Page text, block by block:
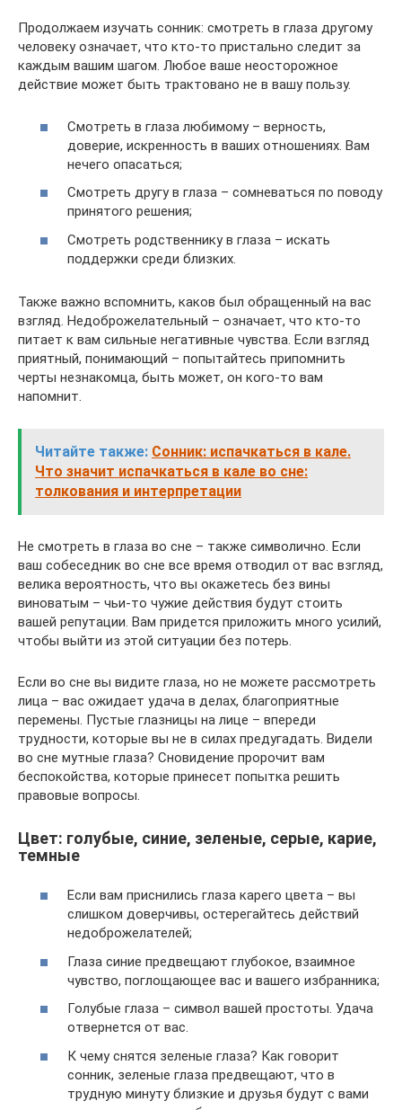
Продолжаем изучать сонник: смотреть в глаза другому
человеку означает, что кто-то пристально следит за
каждым вашим шагом. Любое ваше неосторожное
действие может быть трактовано не в вашу пользу.
Смотреть в глаза любимому – верность,
доверие, искренность в ваших отношениях. Вам
нечего опасаться;
Смотреть другу в глаза – сомневаться по поводу
принятого решения;
Смотреть родственнику в глаза – искать
поддержки среди близких.
Также важно вспомнить, каков был обращенный на вас
взгляд. Недоброжелательный – означает, что кто-то
питает к вам сильные негативные чувства. Если взгляд
приятный, понимающий – попытайтесь припомнить
черты незнакомца, быть может, он кого-то вам
напомнит.
Читайте также: Сонник: испачкаться в кале.
Что значит испачкаться в кале во сне:
толкования и интерпретации
Не смотреть в глаза во сне – также символично. Если
ваш собеседник во сне все время отводил от вас взгляд,
велика вероятность, что вы окажетесь без вины
виноватым – чьи-то чужие действия будут стоить
вашей репутации. Вам придется приложить много усилий,
чтобы выйти из этой ситуации без потерь.
Если во сне вы видите глаза, но не можете рассмотреть
лица – вас ожидает удача в делах, благоприятные
перемены. Пустые глазницы на лице – впереди
трудности, которые вы не в силах предугадать. Видели
во сне мутные глаза? Сновидение пророчит вам
беспокойства, которые принесет попытка решить
правовые вопросы.
Цвет: голубые, синие, зеленые, серые, карие,
темные
Если вам приснились глаза карего цвета – вы
слишком доверчивы, остерегайтесь действий
недоброжелателей;
Глаза синие предвещают глубокое, взаимное
чувство, поглощающее вас и вашего избранника;
Голубые глаза – символ вашей простоты. Удача
отвернется от вас.
К чему снятся зеленые глаза? Как говорит
сонник, зеленые глаза предвещают, что в
трудную минуту близкие и друзья будут с вами